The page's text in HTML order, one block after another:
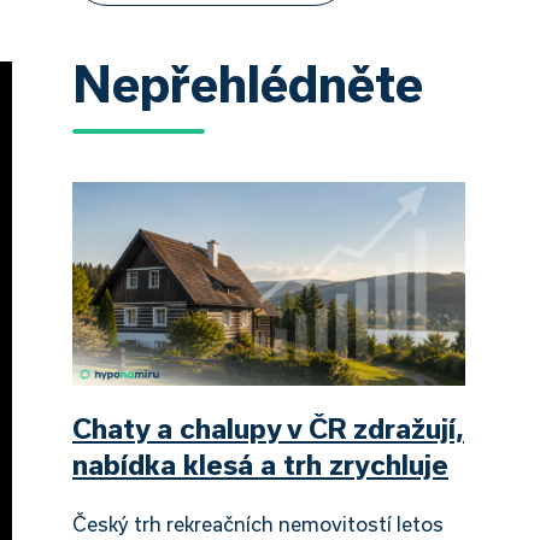
Nepřehlédněte
Chaty a chalupy v ČR zdražují,
nabídka klesá a trh zrychluje
Český trh rekreačních nemovitostí letos